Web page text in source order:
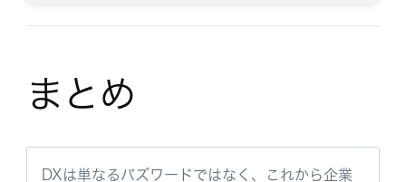
まとめ
DXは単なるバズワードではなく、これから企業